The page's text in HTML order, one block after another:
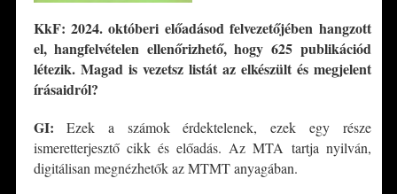
KkF: 2024. októberi előadásod felvezetőjében hangzott
el, hangfelvételen ellenőrizhető, hogy 625 publikációd
létezik. Magad is vezetsz listát az elkészült és megjelent
írásaidról?
GI:Ezek a számok érdektelenek, ezek egy része
ismeretterjesztő cikk és előadás. Az MTA tartja nyilván,
digitálisan megnézhetők az MTMT anyagában.